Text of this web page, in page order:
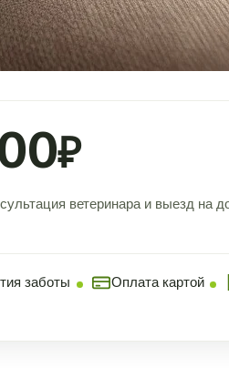
₽
ветеринара и выезд на
заботы Оплата картой